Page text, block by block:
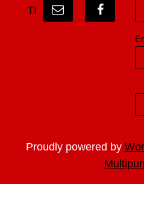
TI
Proudly powered by